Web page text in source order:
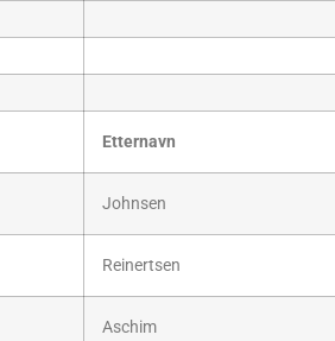
Etternavn
Johnsen
Reinertsen
Aschim